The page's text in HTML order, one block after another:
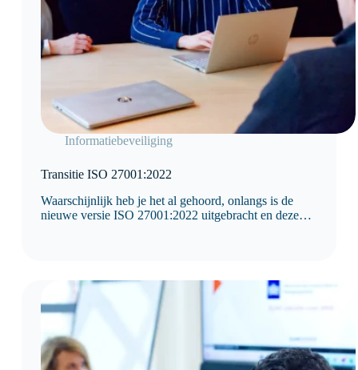
Informatiebeveiliging
Transitie ISO 27001:2022
Waarschijnlijk heb je het al gehoord, onlangs is de
nieuwe versie ISO 27001:2022 uitgebracht en deze